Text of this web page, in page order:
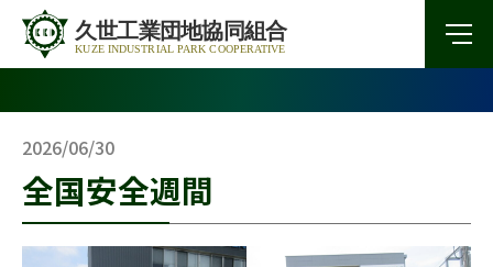
2026/06/30
全国安全週間